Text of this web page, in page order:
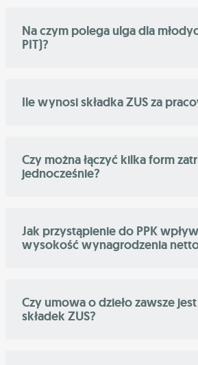
Na czym polega ulga dla
PIT)?
Ile wynosi składka ZUS za
Czy można łączyć kilka form
jednocześnie?
Jak przystąpienie do PPK
wysokość wynagrodzenia
Czy umowa o dzieło zawsze
składek ZUS?